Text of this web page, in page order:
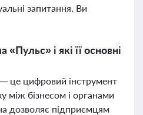
запитання. Ви
і які її основні
це цифровий інструмент
між бізнесом і органами
дозволяє підприємцям